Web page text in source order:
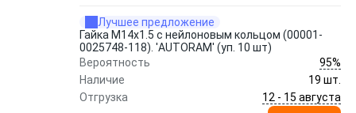
Лучшее предложение
Гайка М14x1.5 с нейлоновым кольцом (00001-
0025748-118). 'AUTORAM' (уп. 10 шт)
Вероятность
95%
Наличие
19 шт.
Отгрузка
12 - 15 августа